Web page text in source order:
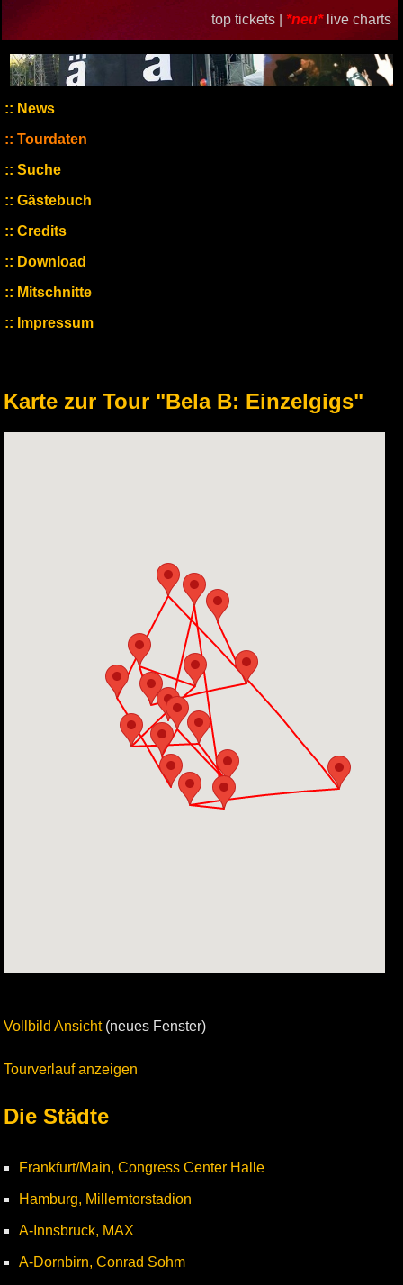
top tickets | *neu* live charts
News
Tourdaten
Suche
Gästebuch
Credits
Download
Mitschnitte
Impressum
Karte zur Tour "Bela B: Einzelgigs"
Vollbild Ansicht(neues Fenster)
Tourverlauf anzeigen
Die Städte
Frankfurt/Main, Congress Center Halle
Hamburg, Millerntorstadion
A-Innsbruck, MAX
A-Dornbirn, Conrad Sohm